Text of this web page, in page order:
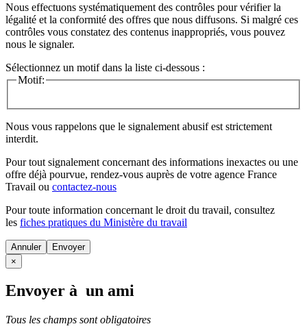
Nous effectuons systématiquement des contrôles pour vérifier la
légalité et la conformité des offres que nous diffusons. Si malgré ces
contrôles vous constatez des contenus inappropriés, vous pouvez
nous le signaler.
Sélectionnez un motif dans la liste ci-dessous :
Motif:
Nous vous rappelons que le signalement abusif est strictement
interdit.
Pour tout signalement concernant des informations inexactes ou une
offre déjà pourvue, rendez-vous auprès de votre agence France
Travail ou contactez-nous
Pour toute information concernant le droit du travail, consultez
les fiches pratiques du Ministère du travail
Annuler
×
Envoyer à un ami
Tous les champs sont obligatoires